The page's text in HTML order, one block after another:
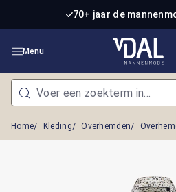
Ga naar de hoofdinhoud
70+ jaar de
Menu
Home Kleding Overhemden